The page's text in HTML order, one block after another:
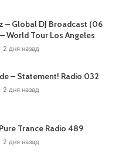
– Global DJ Broadcast (06
World Tour Los Angeles
2 дня назад
– Statement! Radio 032
2 дня назад
Trance Radio 489
2 дня назад